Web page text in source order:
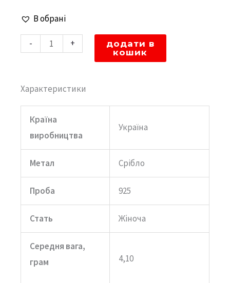
В обрані
-
Срібні
сережки
"Кульки"
+
додати в
кошик
Характеристики
Країна
виробництва
Україна
Метал Срібло
Проба 925
Стать Жіноча
Середня вага,
грам
4,10